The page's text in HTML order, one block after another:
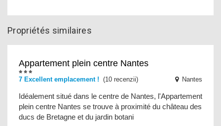
Propriétés similaires
Appartement plein centre Nantes
7 Excellent emplacement ! (10 recenzii) Nantes
Idéalement situé dans le centre de Nantes, l'Appartement
plein centre Nantes se trouve à proximité du château des
ducs de Bretagne et du jardin botani